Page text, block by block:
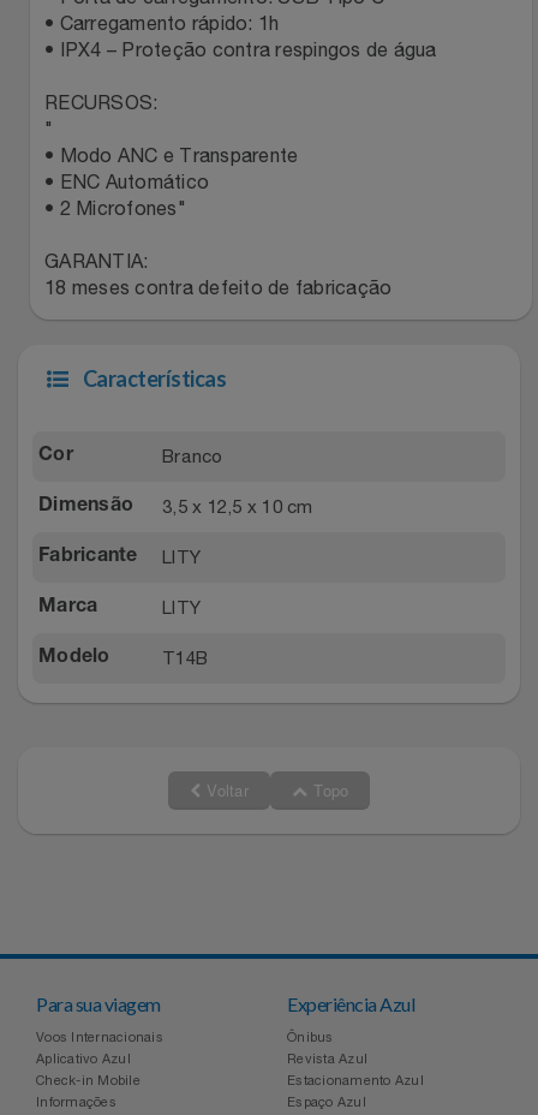
Relógios
Utilidades Industriais
Stanley Pmi
The Bar
Top Store
Tramontina
Três Corações
• Carregamento rápido: 1h
• IPX4 – Proteção contra respingos de água
RECURSOS:
"
• Modo ANC e Transparente
• ENC Automático
• 2 Microfones"
GARANTIA:
18 meses contra defeito de fabricação
Características
Cor Branco
Dimensão 3,5 x 12,5 x 10 cm
Fabricante LITY
Marca LITY
Modelo T14B
Voltar Topo
Para sua viagem
Voos Internacionais
Aplicativo Azul
Check-in Mobile
Informações
Experiência Azul
Ônibus
Revista Azul
Estacionamento Azul
Espaço Azul